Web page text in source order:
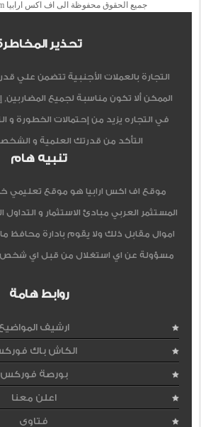
جميع الحقوق محفوظة الى اف اكس ارابيا www.fx-arabia.com
تحذير
التجارة بالعملات الأجنبية تتضمن علي
الممكن ألا تكون مناسبة لجميع المضاربين,
في التجاره يزيد من إحتمالات الخطورة
التأكد من قدرتك العلمية و
تنبيه هام
موقع اف اكس ارابيا هو موقع تعليمي
المستثمر العربي مبادئ الاستثمار و
اموال مقابل ذلك ولا يقوم بادارة محافظ
مسؤولة عن اي استغلال من قبل اي شخص
روابط هامة
ارشيف
الكاش باك
بورصة فوركس
اعلن معنا
فتاوى